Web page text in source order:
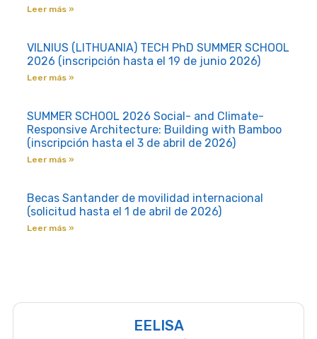
Leer más »
VILNIUS (LITHUANIA) TECH PhD SUMMER SCHOOL
2026 (inscripción hasta el 19 de junio 2026)
Leer más »
SUMMER SCHOOL 2026 Social- and Climate-
Responsive Architecture: Building with Bamboo
(inscripción hasta el 3 de abril de 2026)
Leer más »
Becas Santander de movilidad internacional
(solicitud hasta el 1 de abril de 2026)
Leer más »
EELISA